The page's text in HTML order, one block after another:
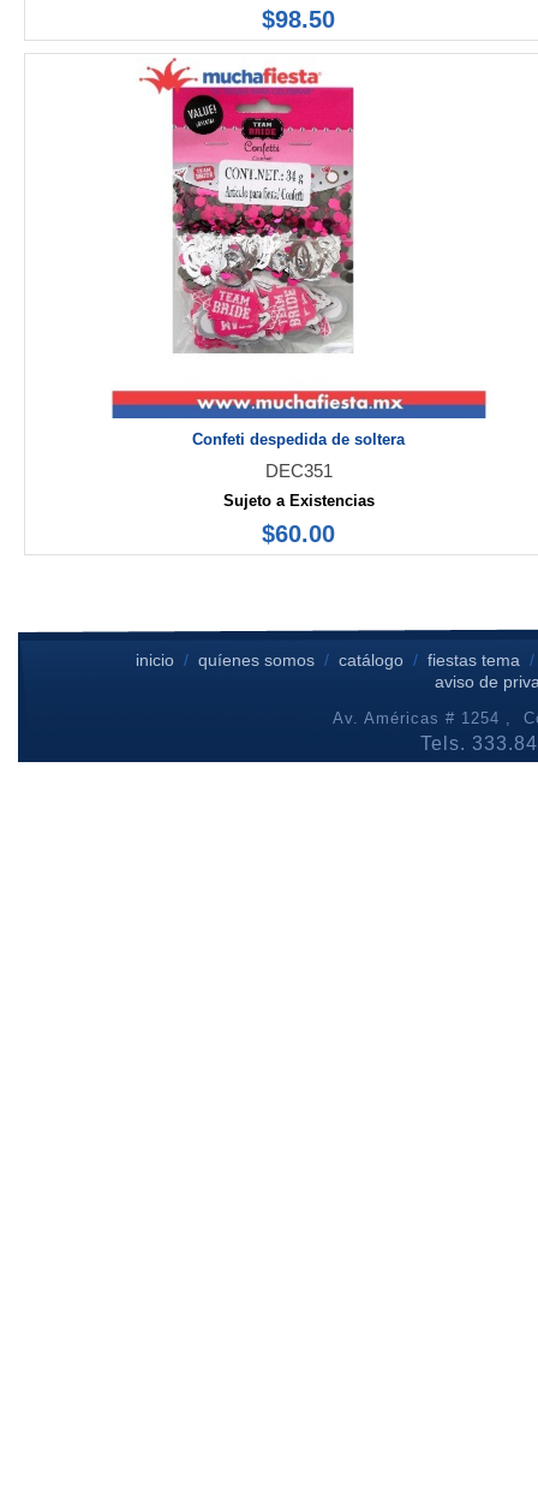
$98.50
Confeti despedida de soltera
DEC351
Sujeto a Existencias
$60.00
inicio /quíenes somos /catálogo / fiestas tema
aviso de
Av. Américas # 1254 ,
Tels.